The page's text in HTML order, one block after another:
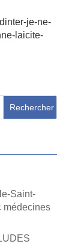
je-ne-
laicite-
Saint-
médecines